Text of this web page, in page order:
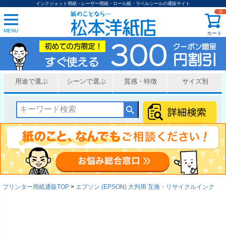
インクジェット用紙・レーザー用紙・ロール紙・ラベルシールの通販サイト
MENU カート
0
用途で選ぶ シーンで選ぶ 質感・特徴 サイズ別
プリンター用紙通販TOP エプソン (EPSON) 大判用 互換・リサイクルインク